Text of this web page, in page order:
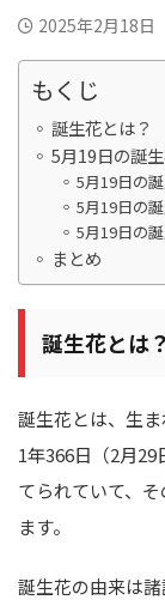
2025年2月18日
もくじ
誕生花とは？
5月19日の誕
5月19日の
5月19日の
5月19日の
まとめ
誕生花とは？
誕生花とは、生ま
1年366日（2月
てられていて、
ます。
誕生花の由来は